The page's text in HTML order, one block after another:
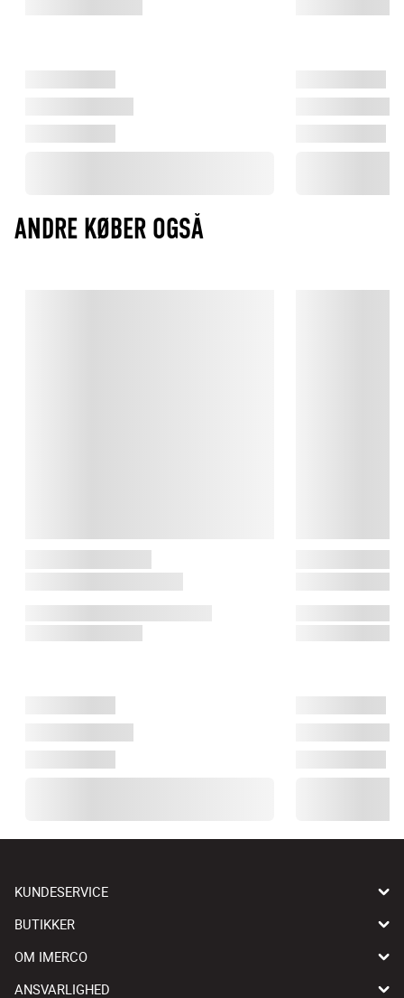
ANDRE KØBER OGSÅ
KUNDESERVICE
BUTIKKER
OM IMERCO
ANSVARLIGHED